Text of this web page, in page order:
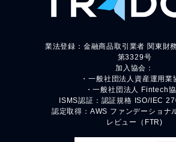
業法登録：金融商品取引業者 関東財
第3329号
加入協会：
・一般社団法人資産運用業
・一般社団法人 Fintech
ISMS認証：認証規格 ISO/IEC
認定取得：AWS ファンデーショナ
レビュー（FTR)